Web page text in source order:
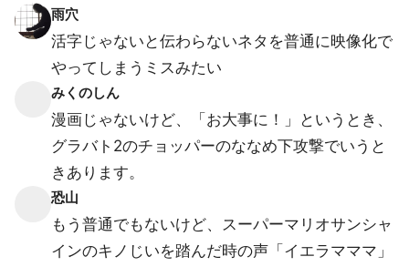
雨穴
活字じゃないと伝わらないネタを普通に映像化で
やってしまうミスみたい
みくのしん
漫画じゃないけど、「お大事に！」というとき、
グラバト2のチョッパーのななめ下攻撃でいうと
きあります。
恐山
もう普通でもないけど、スーパーマリオサンシャ
インのキノじいを踏んだ時の声「イエラマママ」